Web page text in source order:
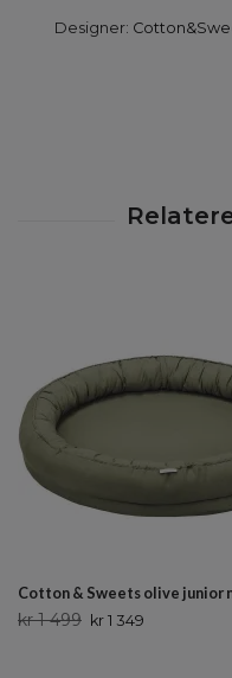
Designer:
Cotton & Sweets olive junior
kr 1 499 kr 1 349